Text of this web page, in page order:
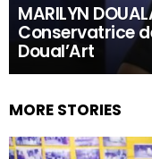
MARILYN
Conservatrice
Doual’Art
MORE STORIES